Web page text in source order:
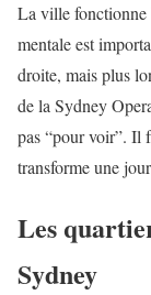
La ville fonctionne
mentale est
droite, mais plus
de la Sydney
pas “pour voir”. Il
transforme une
Les
Sydney